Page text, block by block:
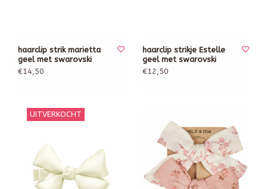
haarclip strik marietta
geel met swarovski
€14,50
haarclip strikje Estelle
geel met swarovski
€12,50
UITVERKOCHT